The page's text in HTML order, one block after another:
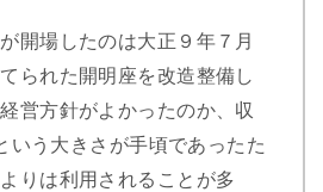
開場したのは大正９年７月
られた開明座を改造整備し
営方針がよかったのか、収
いう大きさが手頃であったた
りは利用されることが多